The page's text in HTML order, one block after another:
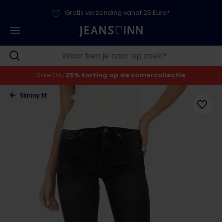
Gratis verzending vanaf 25 Euro*
Sale | Nu 25% korting op de zomercollectie
Skinny fit